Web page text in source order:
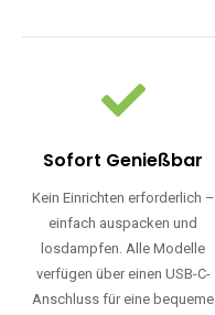
Sofort Genießbar
Kein Einrichten erforderlich –
einfach auspacken und
losdampfen. Alle Modelle
verfügen über einen USB-C-
Anschluss für eine bequeme